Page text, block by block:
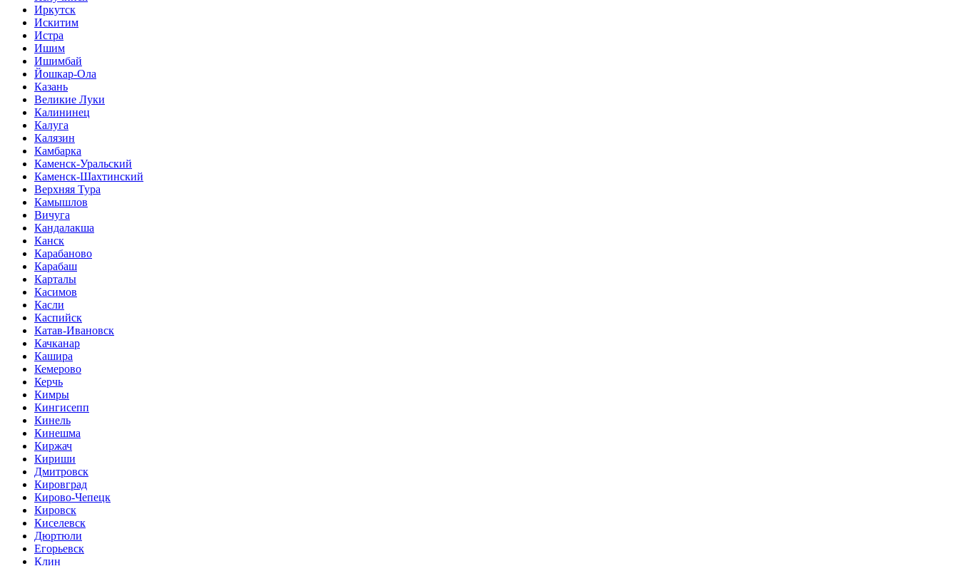
Иркутск
Искитим
Истра
Ишим
Ишимбай
Йошкар-Ола
Казань
Великие Луки
Калининец
Калуга
Калязин
Камбарка
Каменск-Уральский
Каменск-Шахтинский
Верхняя Тура
Камышлов
Вичуга
Кандалакша
Канск
Карабаново
Карабаш
Карталы
Касимов
Касли
Каспийск
Катав-Ивановск
Качканар
Кашира
Кемерово
Керчь
Кимры
Кингисепп
Кинель
Кинешма
Киржач
Кириши
Дмитровск
Кировград
Кирово-Чепецк
Кировск
Киселевск
Дюртюли
Егорьевск
Клин